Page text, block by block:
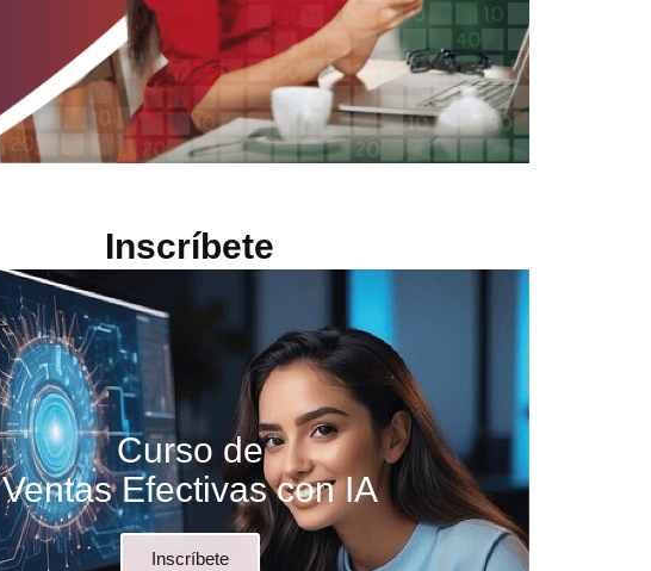
Inscríbete
Curso de
Ventas Efectivas con IA
Inscríbete